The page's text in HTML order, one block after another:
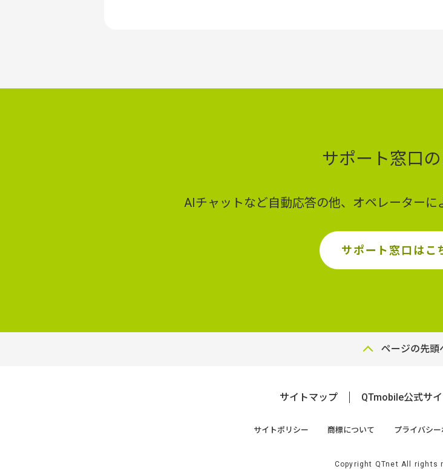
サポート窓口
AIチャットなど自動応答の他、オペレーターに
サポート窓口はこ
ページの先頭
サイトマップ QTmobile公式サ
サイトポリシー 商標について プライバシ
Copyright QTnet All rights